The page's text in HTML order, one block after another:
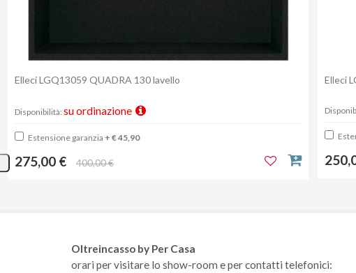
Elleci LGQ13059 QUADRA 130 lavello
Disponibilità: su ordinazione
Estensione garanzia + € 45,90
275,00 € 400,00 €
Elleci
Oltreincasso by Per Casa
orari per visitare lo show-room e per contatti telefonici: